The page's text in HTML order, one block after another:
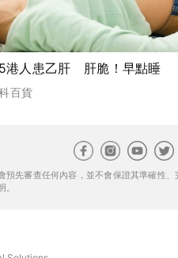
港人患乙肝 肝脆！早點睡
百貨
先審查任何內容，並不會保證其準確性